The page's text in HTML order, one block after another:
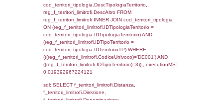
f_confini INNER JOIN ((el_comuni INNER
ON el_comuni.IstProvincia =
INNER JOIN el_regioni ON
el_regioni.IstRegione) ON
el_comuni.IstComune WHERE
(((f_confini.IDNotifica)=2838));,
0.00040793418884277
sql: SELECT el_regioni.Regione,